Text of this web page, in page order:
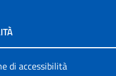
di accessibilità